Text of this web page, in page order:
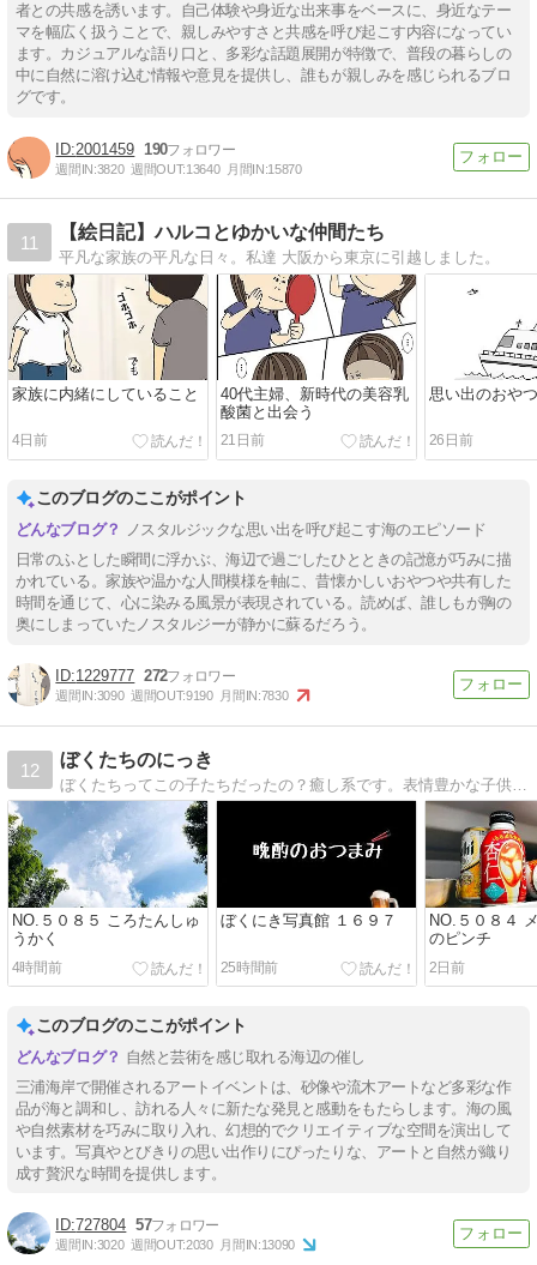
者との共感を誘います。自己体験や身近な出来事をベースに、身近なテー
マを幅広く扱うことで、親しみやすさと共感を呼び起こす内容になってい
ます。カジュアルな語り口と、多彩な話題展開が特徴で、普段の暮らしの
中に自然に溶け込む情報や意見を提供し、誰もが親しみを感じられるブロ
グです。
2001459 190
週間IN:3820 週間OUT:13640 月間IN:15870
11
【絵日記】ハルコとゆかいな仲間たち
平凡な家族の平凡な日々。私達 大阪から東京に引越しました。
家族に内緒にしていること
4日前
40代主婦、新時代の美容乳
酸菌と出会う
21日前
思い出のおや
26日前
このブログのここがポイント
ノスタルジックな思い出を呼び起こす海のエピソード
日常のふとした瞬間に浮かぶ、海辺で過ごしたひとときの記憶が巧みに描
かれている。家族や温かな人間模様を軸に、昔懐かしいおやつや共有した
時間を通じて、心に染みる風景が表現されている。読めば、誰しもが胸の
奥にしまっていたノスタルジーが静かに蘇るだろう。
1229777 272
週間IN:3090 週間OUT:9190 月間IN:7830
12
ぼくたちのにっき
ぼくたちってこの子たちだったの？癒し系です。表情豊かな子供達。北海道・千葉・岐阜・香川・奈良などのロケもあります。どうぞ遊びに来てください。
NO.５０８５ ころたんしゅ
うかく
4時間前
ぼくにき写真館 １６９７
25時間前
NO.５０８４
のピンチ
2日前
このブログのここがポイント
自然と芸術を感じ取れる海辺の催し
三浦海岸で開催されるアートイベントは、砂像や流木アートなど多彩な作
品が海と調和し、訪れる人々に新たな発見と感動をもたらします。海の風
や自然素材を巧みに取り入れ、幻想的でクリエイティブな空間を演出して
います。写真やとびきりの思い出作りにぴったりな、アートと自然が織り
成す贅沢な時間を提供します。
727804 57
週間IN:3020 週間OUT:2030 月間IN:13090